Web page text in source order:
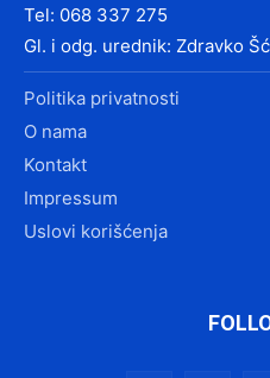
Tel: 068 337 275
Gl. i odg. urednik: Zdravko
Politika privatnosti
O nama
Kontakt
Impressum
Uslovi korišćenja